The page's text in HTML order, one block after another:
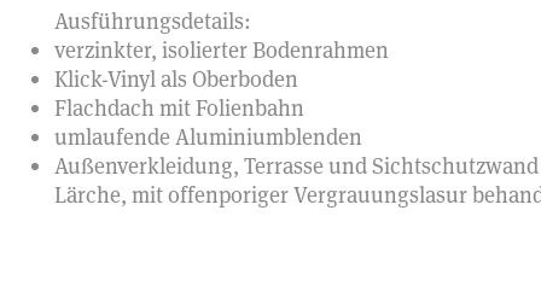
Ausführungsdetails:
verzinkter, isolierter Bodenrahmen
Klick-Vinyl als Oberboden
Flachdach mit Folienbahn
umlaufende Aluminiumblenden
Außenverkleidung, Terrasse und
Lärche, mit offenporiger Vergrauungslasur